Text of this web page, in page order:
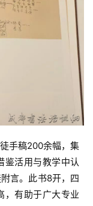
手稿200余幅，集
鉴活用与教学中认
言。此书8开，四
，有助于广大专业